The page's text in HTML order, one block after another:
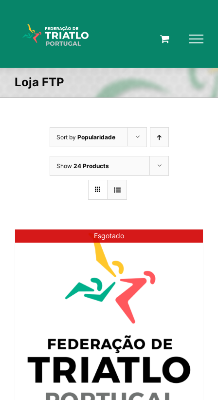
Loja FTP
Sort by Popularidade
Show 24 Products
Esgotado